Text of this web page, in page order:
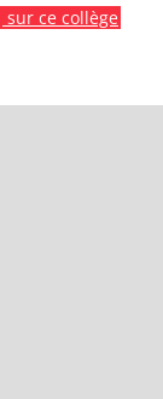
sur ce collège